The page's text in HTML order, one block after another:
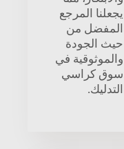
يجعلنا المرجع
المفضل من
حيث الجودة
والموثوقية في
سوق كراسي
التدليك.